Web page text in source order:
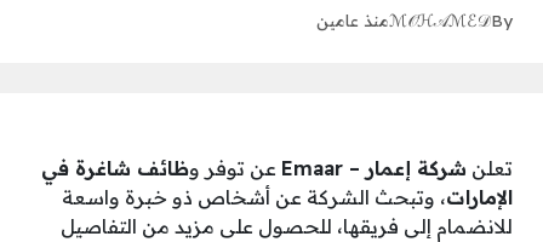
By
ℳ𝒪ℋ𝒜ℳℰ𝒟منذ عامين
تعلن شركة إعمار – Emaar عن توفر وظائف شاغرة في
الإمارات، وتبحث الشركة عن أشخاص ذو خبرة واسعة
للانضمام إلى فريقها، للحصول على مزيد من التفاصيل